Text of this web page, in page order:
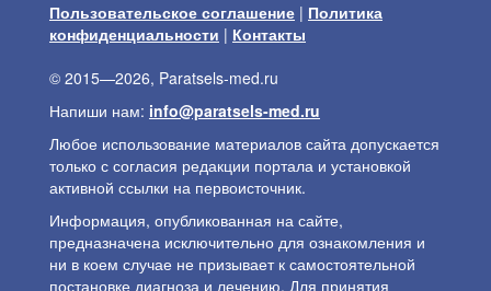
Пользовательское соглашение | Политика
конфиденциальности | Контакты
© 2015—2026, Paratsels-med.ru
Напиши нам: info@paratsels-med.ru
Любое использование материалов сайта допускается
только с согласия редакции портала и установкой
активной ссылки на первоисточник.
Информация, опубликованная на сайте,
предназначена исключительно для ознакомления и
ни в коем случае не призывает к самостоятельной
постановке диагноза и лечению. Для принятия